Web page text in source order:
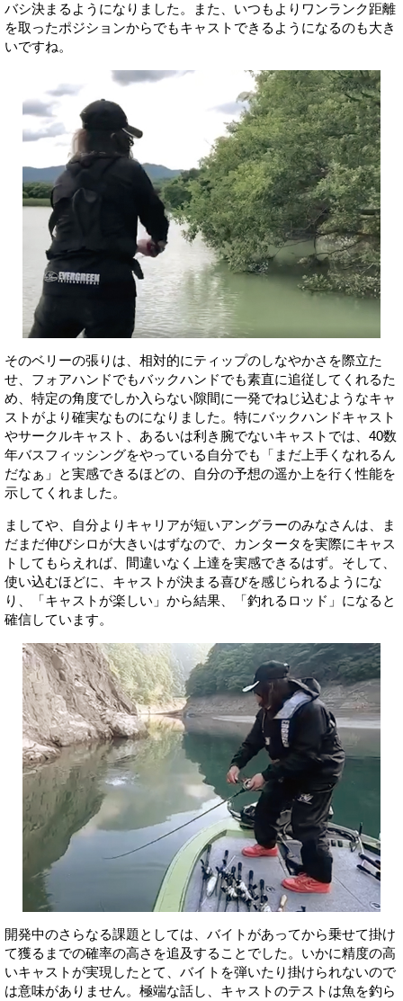
バシ決まるようになりました。また、いつもよりワンランク距離
を取ったポジションからでもキャストできるようになるのも大き
いですね。
そのベリーの張りは、相対的にティップのしなやかさを際立た
せ、フォアハンドでもバックハンドでも素直に追従してくれるた
め、特定の角度でしか入らない隙間に一発でねじ込むようなキャ
ストがより確実なものになりました。特にバックハンドキャスト
やサークルキャスト、あるいは利き腕でないキャストでは、40数
年バスフィッシングをやっている自分でも「まだ上手くなれるん
だなぁ」と実感できるほどの、自分の予想の遥か上を行く性能を
示してくれました。
ましてや、自分よりキャリアが短いアングラーのみなさんは、ま
だまだ伸びシロが大きいはずなので、カンタータを実際にキャス
トしてもらえれば、間違いなく上達を実感できるはず。そして、
使い込むほどに、キャストが決まる喜びを感じられるようにな
り、「キャストが楽しい」から結果、「釣れるロッド」になると
確信しています。
開発中のさらなる課題としては、バイトがあってから乗せて掛け
て獲るまでの確率の高さを追及することでした。いかに精度の高
いキャストが実現したとて、バイトを弾いたり掛けられないので
は意味がありません。極端な話し、キャストのテストは魚を釣ら